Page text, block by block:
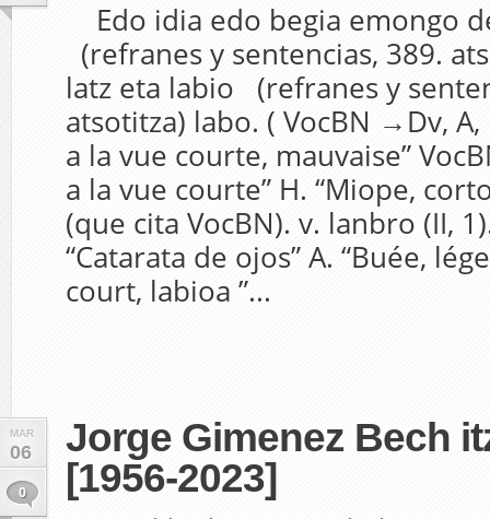
Edo idia edo begia emongo
(refranes y sentencias, 389.
latz eta labio (refranes y
atsotitza) labo. ( VocBN →Dv, A,
a la vue courte, mauvaise”
a la vue courte” H. “Miope,
(que cita VocBN). v. lanbro (II,
“Catarata de ojos” A. “Buée,
court, labioa ”...
MAR
06
0
Jorge Gimenez Bech
[1956-2023]